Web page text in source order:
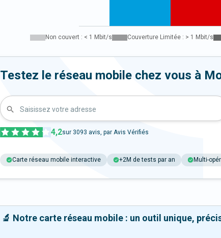
Non couvert : < 1 Mbit/s Couverture Limitée : > 1 Mbit/s
Testez le réseau mobile chez vous à
Saisissez votre adresse
4,2sur 3093 avis, par Avis Vérifiés
Carte réseau mobile interactive +2M de tests par an Multi-
🔬 Notre carte réseau mobile : un outil unique,